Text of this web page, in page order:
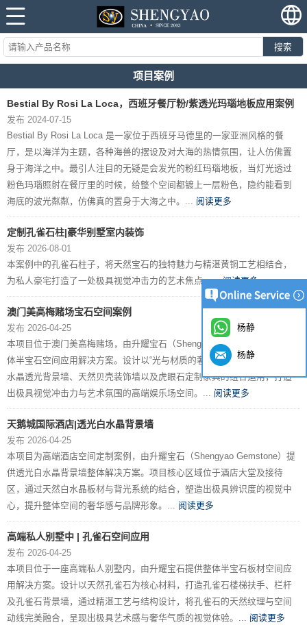
搜索
项目案例
Bestial By Rosi La Loca，西班牙餐厅粉/紫透光玛瑙地板应用案例
发布 2024-07-15
Bestial By Rosi La Loca 是一家位于西班牙马德里的一家亚洲风格的餐
厅，是以海洋为主题，各种海兽的摆设及对大海的热情氛围，让人仿佛置
身于海洋之中。最引人注目的无疑是会发光的粉红玛瑙地板，当灯光透过
粉色玛瑙照射在餐厅里的时候，给整个空间都镀上一层粉色，隐约能看到
海底的波光粼粼，仿佛真的置身于大海之中。... 阅读更多
定制孔雀石柱|豪华别墅室内装饰
发布 2026-08-01
本案例中的孔雀石柱子，将天然宝石的独特魅力与精湛黄铜工艺相结合，
为私人豪宅打造了一处极具视觉冲击力的艺术焦点。...阅读更多
澳门美高梅赌场宝石空间案例
发布 2026-04-25
本项目位于澳门美高梅赌场，由升耀宝石（Shengyao Gemstone）提供整
体半宝石空间应用解决方案。设计以“光与材质的奢华表达”为核心，通过粉
水晶透光背景墙、天然贝壳装饰墙以及虎眼石定制家具的组合运用，打造
出极具视觉冲击力与艺术氛围的高端娱乐场空间。... 阅读更多
天鹅城国际酒店|透光白水晶背景墙
发布 2026-04-25
本项目为高端酒店空间定制案例，由升耀宝石（Shengyao Gemstone）提
供透光白水晶背景墙整体解决方案。项目核心区域位于酒店大堂及接待
区，通过天然白水晶板材与背光系统的结合，塑造出极具辨识度的视觉中
心，提升整体空间的奢华感与品牌形象。... 阅读更多
高端私人别墅中 | 孔雀石空间应用
发布 2026-04-25
本项目位于一座高端私人别墅内，由升耀宝石提供整体半宝石板材空间应
用解决方案。设计以天然孔雀石为核心材料，打造孔雀石楼梯扶手、栏杆
及孔雀石背景墙，通过精湛工艺与结构设计，将孔雀石的天然纹理与空间
动线完美融合，呈现出极具艺术感与奢华气质的视觉体验。... 阅读更多
杨静
杨静